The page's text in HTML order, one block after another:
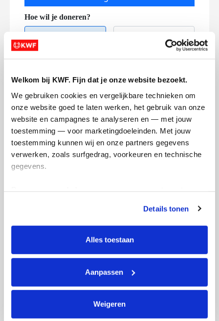
Welkom bij KWF. Fijn dat je onze website bezoekt.
We gebruiken cookies en vergelijkbare technieken om
onze website goed te laten werken, het gebruik van onze
website en campagnes te analyseren en — met jouw
toestemming — voor marketingdoeleinden. Met jouw
toestemming kunnen wij en onze partners gegevens
verwerken, zoals surfgedrag, voorkeuren en technische
gegevens.
tonen. Je kunt je toestemming op elk moment wijzigen of
intrekken via Cookie instellingen onderaan de pagina. De
lijst met cookies is te vinden in het tabblad “details”.
Details tonen
Alles toestaan
Aanpassen
Weigeren
Creditcard
Referentie
Ik wil bijdragen aan de transactiekosten
Doneer nu